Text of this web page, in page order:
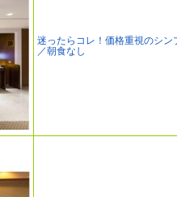
迷ったらコレ！価格重視のシン
／朝食なし